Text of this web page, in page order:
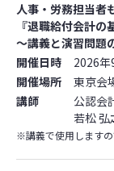
人事・労務担当者
『退職給付会計の
～講義と演習問題
開催日時
2026年
開催場所
東京会
講師
公認
若松 弘
※講義で使用します